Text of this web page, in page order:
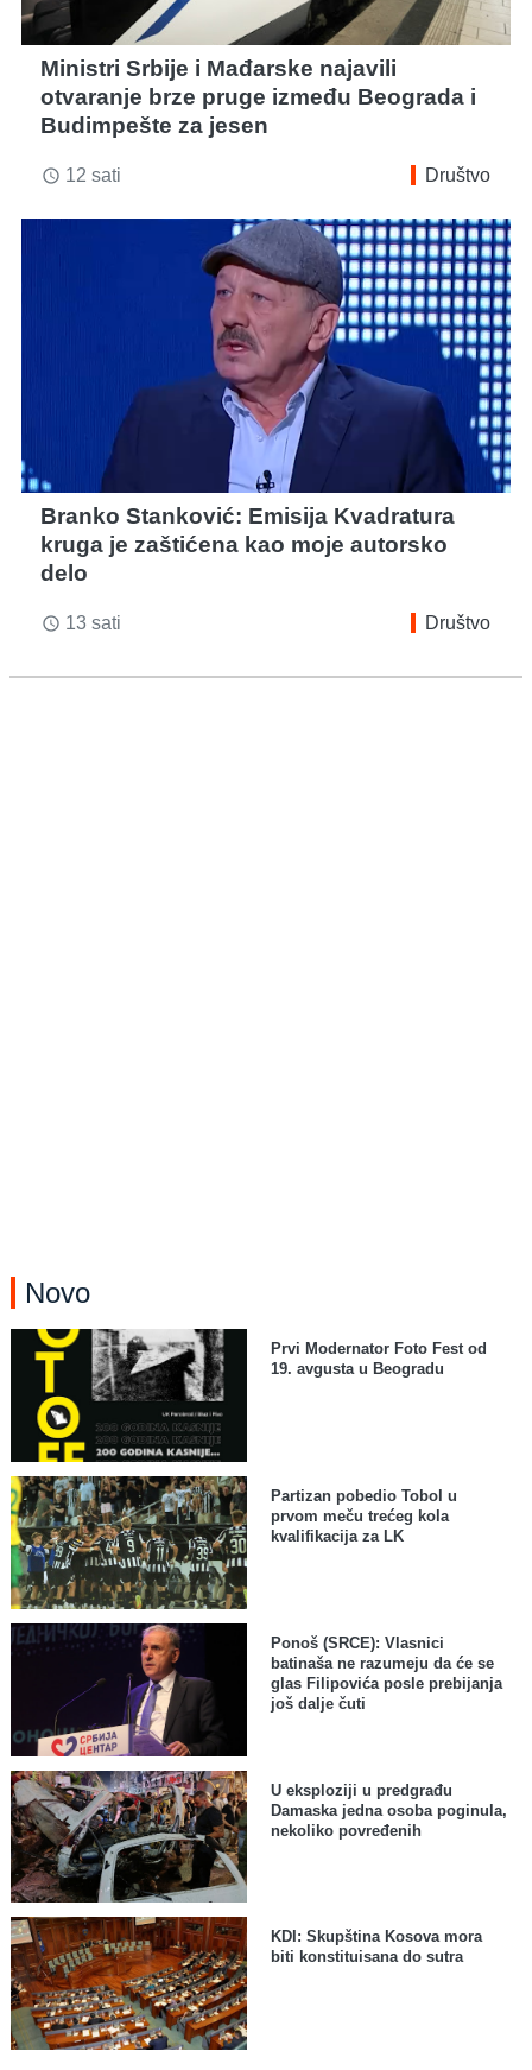
Ministri Srbije i Mađarske najavili
otvaranje brze pruge između Beograda i
Budimpešte za jesen
access_time 12 sati Društvo
Branko Stanković: Emisija Kvadratura
kruga je zaštićena kao moje autorsko
delo
access_time 13 sati Društvo
Novo
Prvi Modernator Foto Fest od
19. avgusta u Beogradu
Partizan pobedio Tobol u
prvom meču trećeg kola
kvalifikacija za LK
Ponoš (SRCE): Vlasnici
batinaša ne razumeju da će se
glas Filipovića posle prebijanja
još dalje čuti
U eksploziji u predgrađu
Damaska jedna osoba poginula,
nekoliko povređenih
KDI: Skupština Kosova mora
biti konstituisana do sutra